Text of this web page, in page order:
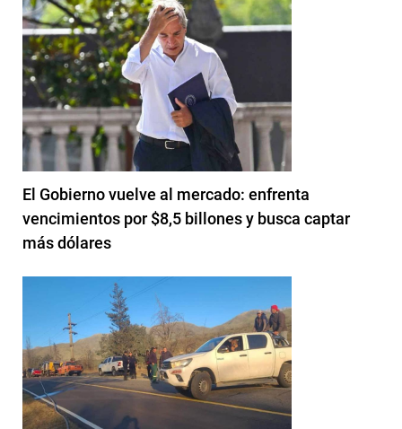
El Gobierno vuelve al mercado: enfrenta
vencimientos por $8,5 billones y busca captar
más dólares